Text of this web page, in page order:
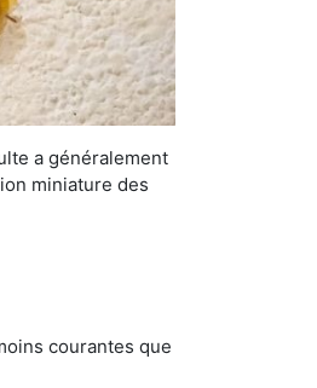
a généralement
miniature des
courantes que